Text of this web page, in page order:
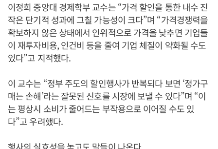
이정희 중앙대 경제학부 교수는 “가격 할인을 통한 내수 진
작은 단기적 성과에 그칠 가능성이 크다”며 “가격경쟁력을
확보하지 않은 상태에서 인위적으로 가격을 낮추면 기업들
이 재투자비용, 인건비 등을 줄여 기업 체질이 약화될 수도
있다”고 지적했다.
이 교수는 “정부 주도의 할인행사가 반복되다 보면 ‘정가구
매는 손해’라는 잘못된 신호를 시장에 보낼 수 있다”며 “이
는 평상시 소비가 줄어드는 부작용으로 이어질 수도 있
다”고 우려했다.